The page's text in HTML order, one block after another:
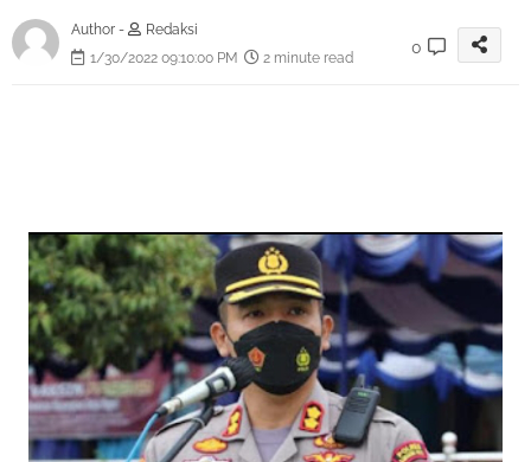
Author -
Redaksi
1/30/2022 09:10:00 PM
2 minute read
0